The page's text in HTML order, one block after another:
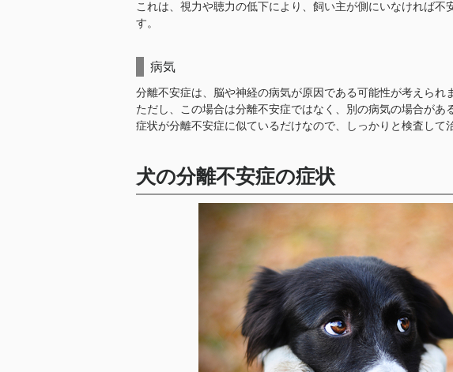
これは、視力や聴力の低下により、飼い主が側にいなければ不
す。
病気
分離不安症は、脳や神経の病気が原因である可能性が考えられ
ただし、この場合は分離不安症ではなく、別の病気の場合があ
症状が分離不安症に似ているだけなので、しっかりと検査して
犬の分離不安症の症状